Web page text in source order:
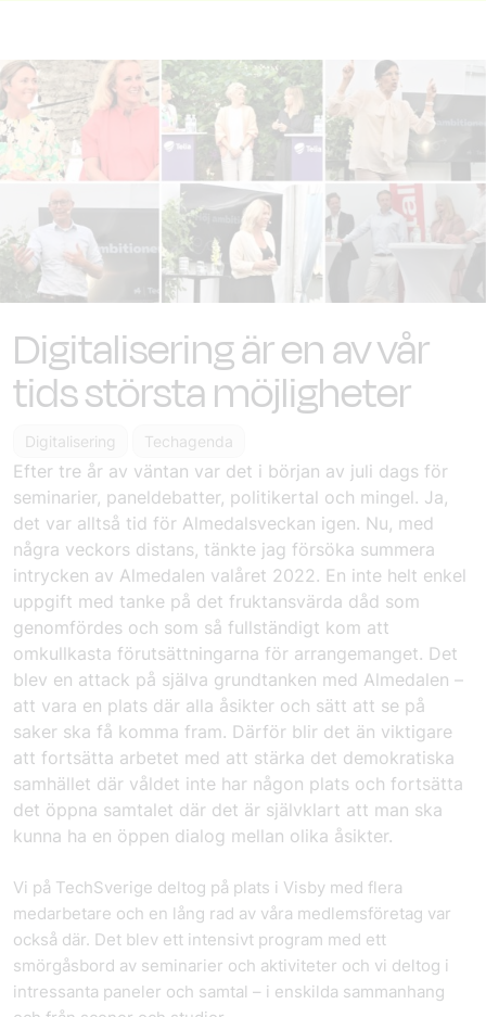
Digitalisering är en av vår
tids största möjligheter
Digitalisering Techagenda
Efter tre år av väntan var det i början av juli dags för
seminarier, paneldebatter, politikertal och mingel. Ja,
det var alltså tid för Almedalsveckan igen. Nu, med
några veckors distans, tänkte jag försöka summera
intrycken av Almedalen valåret 2022. En inte helt enkel
uppgift med tanke på det fruktansvärda dåd som
genomfördes och som så fullständigt kom att
omkullkasta förutsättningarna för arrangemanget. Det
blev en attack på själva grundtanken med Almedalen –
att vara en plats där alla åsikter och sätt att se på
saker ska få komma fram. Därför blir det än viktigare
att fortsätta arbetet med att stärka det demokratiska
samhället där våldet inte har någon plats och fortsätta
det öppna samtalet där det är självklart att man ska
kunna ha en öppen dialog mellan olika åsikter.
Vi på TechSverige deltog på plats i Visby med flera
medarbetare och en lång rad av våra medlemsföretag var
också där. Det blev ett intensivt program med ett
smörgåsbord av seminarier och aktiviteter och vi deltog i
intressanta paneler och samtal – i enskilda sammanhang